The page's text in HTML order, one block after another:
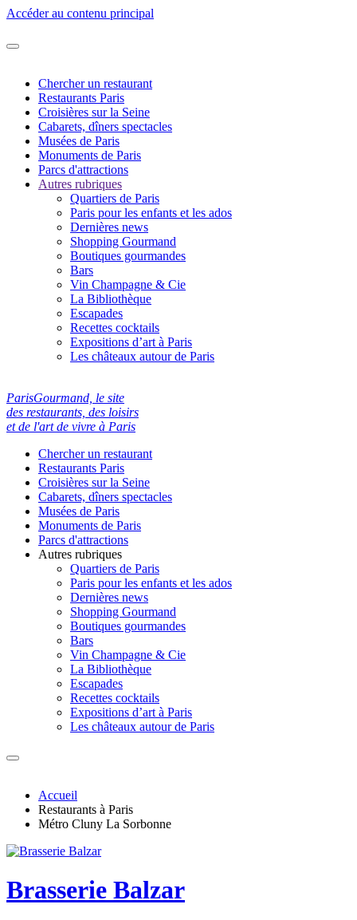
Accéder au contenu principal
Chercher un restaurant
Restaurants Paris
Croisières sur la Seine
Cabarets, dîners spectacles
Musées de Paris
Monuments de Paris
Parcs d'attractions
Autres rubriques
Quartiers de Paris
Paris pour les enfants et les ados
Dernières news
Shopping Gourmand
Boutiques gourmandes
Bars
Vin Champagne & Cie
La Bibliothèque
Escapades
Recettes cocktails
Expositions d’art à Paris
Les châteaux autour de Paris
ParisGourmand, le site
des restaurants, des loisirs
et de l'art de vivre à Paris
Chercher un restaurant
Restaurants Paris
Croisières sur la Seine
Cabarets, dîners spectacles
Musées de Paris
Monuments de Paris
Parcs d'attractions
Autres rubriques
Quartiers de Paris
Paris pour les enfants et les ados
Dernières news
Shopping Gourmand
Boutiques gourmandes
Bars
Vin Champagne & Cie
La Bibliothèque
Escapades
Recettes cocktails
Expositions d’art à Paris
Les châteaux autour de Paris
Accueil
Restaurants à Paris
Métro Cluny La Sorbonne
Brasserie Balzar